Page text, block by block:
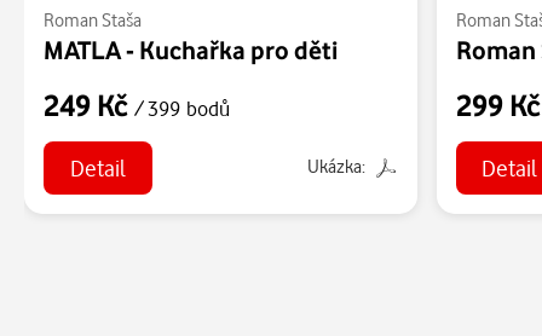
Roman Staša
MATLA - Kuchařka pro děti
249 Kč / 399 bodů
Detail Ukázka:
Roman
299
Detail